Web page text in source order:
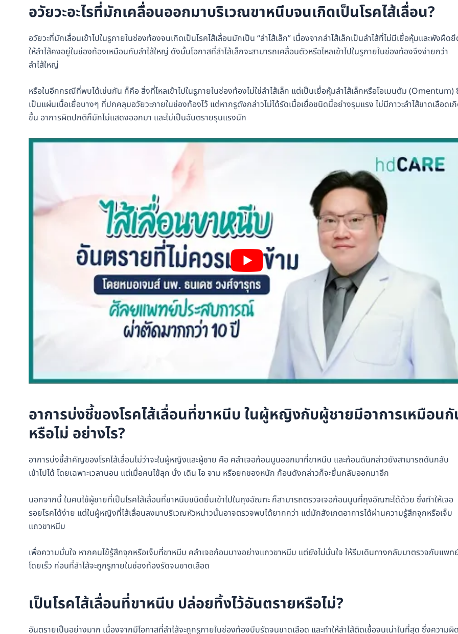
อวัยวะอะไรที่มักเคลื่อนออกมาบริเวณขาหนีบจนเกิดเป็นโรคไส้เลื่อน?
อวัยวะที่มักเลื่อนเข้าไปในรูภายในช่องท้องจนเกิดเป็นโรคไส้เลื่อนมักเป็น “ลำไส้เล็ก” เนื่องจากลำไส้เล็กเป็นลำไส้ที่ไม่มีเยื่อหุ้มและพังผืด
ให้ลำไส้คงอยู่ในช่องท้องเหมือนกับลำไส้ใหญ่ ดังนั้นโอกาสที่ลำไส้เล็กจะสามารถเคลื่อนตัวหรือไหลเข้าไปในรูภายในช่องท้องจึงง่ายกว่า
ลำไส้ใหญ่
หรือในอีกกรณีที่พบได้เช่นกัน ก็คือ สิ่งที่ไหลเข้าไปในรูภายในช่องท้องไม่ใช่ลำไส้เล็ก แต่เป็นเยื่อหุ้มลำไส้เล็กหรือโอเมนตัม ​​(Omentum)
เป็นแผ่นเนื้อเยื่อบางๆ ที่ปกคลุมอวัยวะภายในช่องท้องไว้ แต่หากรูดังกล่าวไม่ได้รัดเนื้อเยื่อชนิดนี้อย่างรุนแรง ไม่มีภาวะลำไส้ขาดเลือดเ
ขึ้น อาการผิดปกติก็มักไม่แสดงออกมา และไม่เป็นอันตรายรุนแรงนัก
อาการบ่งชี้ของโรคไส้เลื่อนที่ขาหนีบ ในผู้หญิงกับผู้ชายมีอาการเหมือน
หรือไม่ อย่างไร?
อาการบ่งชี้สำคัญของโรคไส้เลื่อนไม่ว่าจะในผู้หญิงและผู้ชาย คือ คลำเจอก้อนนูนออกมาที่ขาหนีบ และก้อนดันกล่าวยังสามารถดันกลับ
เข้าไปได้ โดยเฉพาะเวลานอน แต่เมื่อคนไข้ลุก นั่ง เดิน ไอ จาม หรือยกของหนัก ก้อนดังกล่าวก็จะยื่นกลับออกมาอีก
นอกจากนี้ ในคนไข้ผู้ชายที่เป็นโรคไส้เลื่อนที่ขาหนีบชนิดยื่นเข้าไปในถุงอัณฑะ ก็สามารถตรวจเจอก้อนนูนที่ถุงอัณฑะได้ด้วย ซึ่งทำให้เจอ
รอยโรคได้ง่าย แต่ในผู้หญิงที่ไส้เลื่อนลงมาบริเวณหัวหน่าวนั้นอาจตรวจพบได้ยากกว่า แต่มักสังเกตอาการได้ผ่านความรู้สึกจุกหรือเจ็บ
แถวขาหนีบ
เพื่อความมั่นใจ หากคนไข้รู้สึกจุกหรือเจ็บที่ขาหนีบ คลำเจอก้อนบางอย่างแถวขาหนีบ แต่ยังไม่มั่นใจ ให้รีบเดินทางกลับมาตรวจกับแพท
โดยเร็ว ก่อนที่ลำไส้จะถูกรูภายในช่องท้องรัดจนขาดเลือด
เป็นโรคไส้เลื่อนที่ขาหนีบ ปล่อยทิ้งไว้อันตรายหรือไม่?
อันตรายเป็นอย่างมาก เนื่องจากมีโอกาสที่ลำไส้จะถูกรูภายในช่องท้องบีบรัดจนขาดเลือด และทำให้ลำไส้ติดเชื้อจนเน่าในที่สุด ซึ่งความผิด